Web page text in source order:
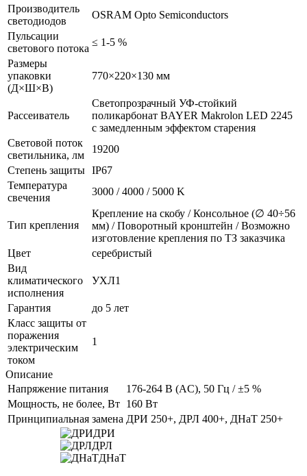
Производитель
светодиодов
OSRAM Opto Semiconductors
Пульсации
светового потока
≤ 1-5 %
Размеры
упаковки
(Д×Ш×В)
770×220×130 мм
Рассеиватель
Светопрозрачный УФ-стойкий
поликарбонат BAYER Makrolon LED 2245
с замедленным эффектом старения
Световой поток
светильника, лм
19200
Степень защиты IP67
Температура
свечения
3000 / 4000 / 5000 K
Тип крепления
Крепление на скобу / Консольное (∅ 40÷56
мм) / Поворотный кронштейн / Возможно
изготовление крепления по ТЗ заказчика
Цвет
серебристый
Вид
климатического
исполнения
УХЛ1
Гарантия
до 5 лет
Класс защиты от
поражения
электрическим
током
1
Описание
Напряжение питания
176-264 В (AC), 50 Гц / ±5 %
Мощность, не более, Вт 160 Вт
Принципиальная замена ДРИ 250+, ДРЛ 400+, ДНаТ 250+
ДРИ
ДРЛ
ДНаТ